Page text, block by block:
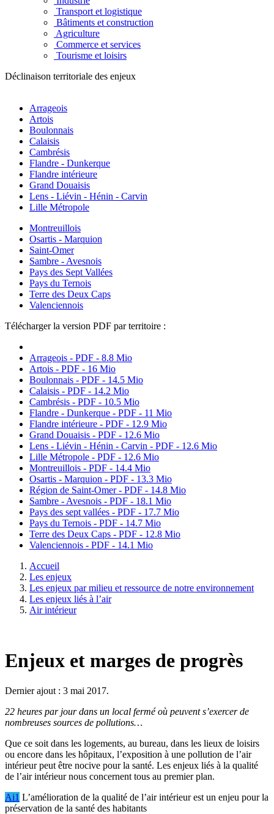
Transport et logistique
Bâtiments et construction
Agriculture
Commerce et services
Tourisme et loisirs
Déclinaison territoriale des enjeux
Arrageois
Artois
Boulonnais
Calaisis
Cambrésis
Flandre - Dunkerque
Flandre intérieure
Grand Douaisis
Lens - Liévin - Hénin - Carvin
Lille Métropole
Montreuillois
Osartis - Marquion
Saint-Omer
Sambre - Avesnois
Pays des Sept Vallées
Pays du Ternois
Terre des Deux Caps
Valenciennois
Télécharger la version PDF par territoire :
Arrageois - PDF - 8.8 Mio
Artois - PDF - 16 Mio
Boulonnais - PDF - 14.5 Mio
Calaisis - PDF - 14.2 Mio
Cambrésis - PDF - 10.5 Mio
Flandre - Dunkerque - PDF - 11 Mio
Flandre intérieure - PDF - 12.9 Mio
Grand Douaisis - PDF - 12.6 Mio
Lens - Liévin - Hénin - Carvin - PDF - 12.6 Mio
Lille Métropole - PDF - 12.6 Mio
Montreuillois - PDF - 14.4 Mio
Osartis - Marquion - PDF - 13.3 Mio
Région de Saint-Omer - PDF - 14.8 Mio
Sambre - Avesnois - PDF - 18.1 Mio
Pays des sept vallées - PDF - 17.7 Mio
Pays du Ternois - PDF - 14.7 Mio
Terre des Deux Caps - PDF - 12.8 Mio
Valenciennois - PDF - 14.1 Mio
Accueil
Les enjeux
Les enjeux par milieu et ressource de notre environnement
Les enjeux liés à l’air
Air intérieur
Enjeux et marges de progrès
Dernier ajout : 3 mai 2017.
22 heures par jour dans un local fermé où peuvent s’exercer de
nombreuses sources de pollutions…
Que ce soit dans les logements, au bureau, dans les lieux de loisirs
ou encore dans les hôpitaux, l’exposition à une pollution de l’air
intérieur peut être nocive pour la santé. Les enjeux liés à la qualité
de l’air intérieur nous concernent tous au premier plan.
Ai1 L’amélioration de la qualité de l’air intérieur est un enjeu pour la
préservation de la santé des habitants